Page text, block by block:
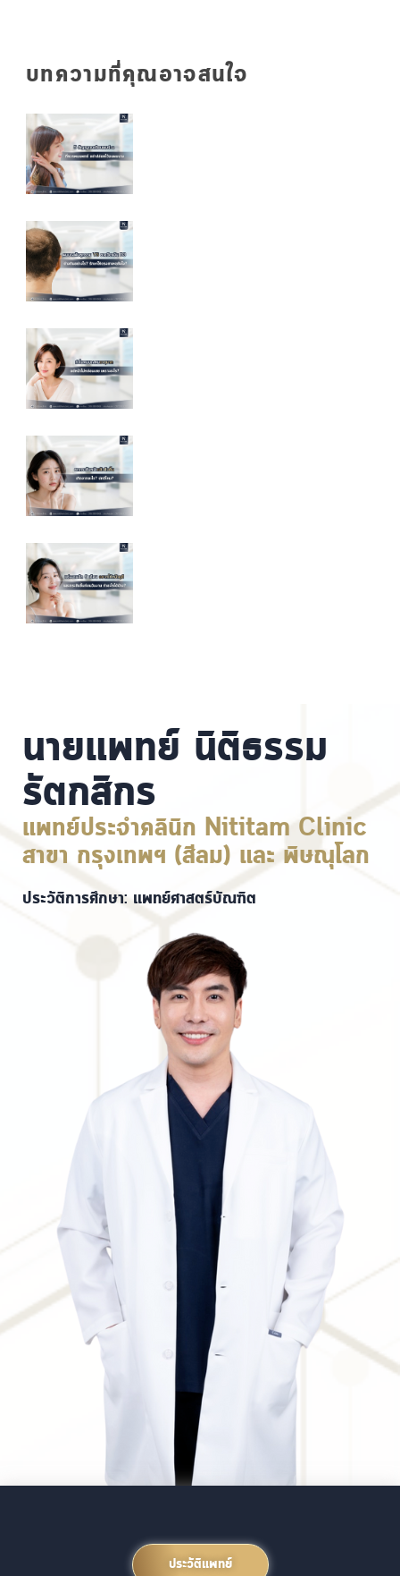
บทความที่คุณอาจสนใจ
นายแพทย์ นิติธรรม
รัตกสิกร
แพทย์ประจำคลินิก Nititam Clinic
สาขา กรุงเทพฯ (สีลม) และ พิษณุโลก
ประวัติการศึกษา: แพทย์ศาสตร์บัณฑิต
ประวัติแพทย์